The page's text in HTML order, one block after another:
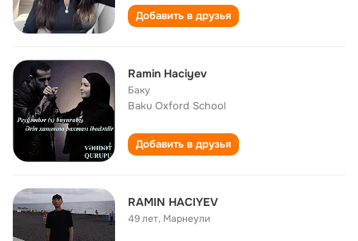
Добавить в друзья
Ramin Haciyev
Баку
Baku Oxford School
Добавить в друзья
RAMIN HACIYEV
49 лет, Марнеули